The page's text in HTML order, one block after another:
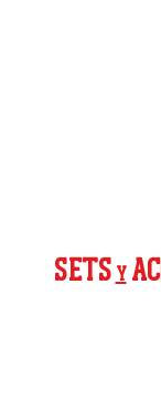
SETS Y